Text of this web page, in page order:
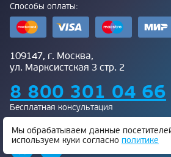
Способы оплаты:
109147, г. Москва,
ул. Марксистская 3 стр. 2
8 800 301 04 66
Бесплатная консультация
Мы обрабатываем данные
используем куки согласно политике